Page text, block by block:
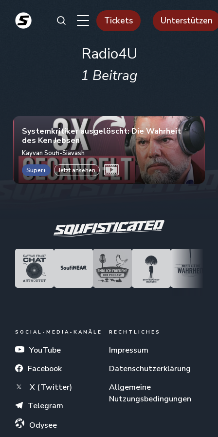
Tickets Unterstützen
Radio4U
1 Beitrag
Systemkritiker ausgelöscht: Die Wahrheit
des Ken Jebsen
Kayvan Soufi-Siavash
Super+ Jetzt ansehen
SOCIAL-MEDIA-KANÄLE
YouTube
Facebook
X (Twitter)
Telegram
Odysee
RECHTLICHES
Impressum
Datenschutzerklärung
Allgemeine
Nutzungsbedingungen